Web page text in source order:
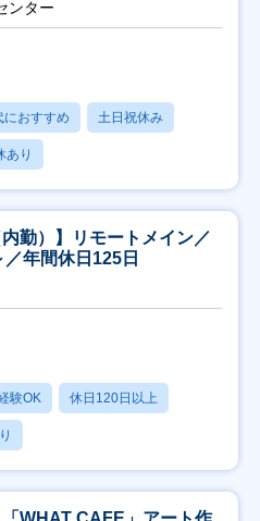
ンター
におすすめ 土日祝休み
あり
勤）】リモートメイン／
年間休日125日
験OK 休日120日以上